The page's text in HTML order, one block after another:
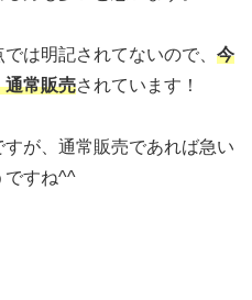
は明記されてないので、 今
通常販売されています！
が、通常販売であれば急い
ですね^^